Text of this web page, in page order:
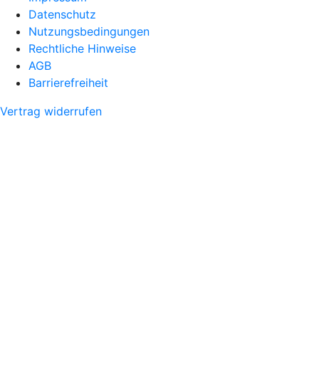
Datenschutz
Nutzungsbedingungen
Rechtliche Hinweise
AGB
Barrierefreiheit
Vertrag widerrufen